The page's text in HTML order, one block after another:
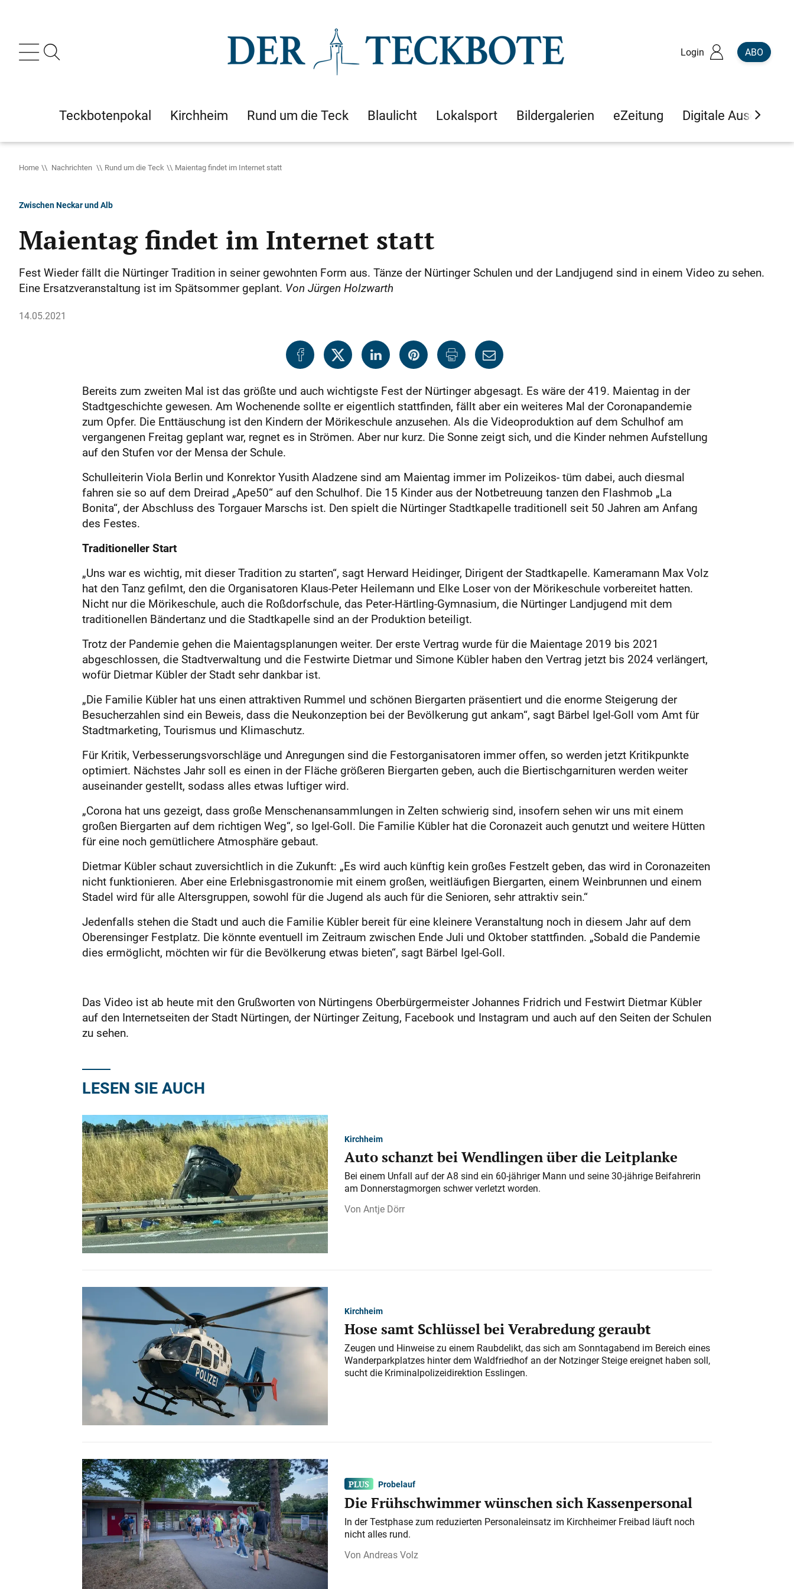
Login ABO
Teckbotenpokal Kirchheim Rund um die Teck Blaulicht Lokalsport Bildergalerien eZeitung Digitale Ausgaben
Home Nachrichten Rund um die Teck Maientag findet im Internet statt
Zwischen Neckar und Alb
Maientag findet im Internet statt
Fest Wieder fällt die Nürtinger Tradition in seiner gewohnten Form aus. Tänze der Nürtinger Schulen und der Landjugend sind in einem Video zu sehen.
Eine Ersatzveranstaltung ist im Spätsommer geplant. Von Jürgen Holzwarth
14.05.2021
Bereits zum zweiten Mal ist das größte und auch wichtigste Fest der Nürtinger abgesagt. Es wäre der 419. Maientag in der
Stadtgeschichte gewesen. Am Wochenende sollte er eigentlich stattfinden, fällt aber ein weiteres Mal der Coronapandemie
zum Opfer. Die Enttäuschung ist den Kindern der Mörikeschule anzusehen. Als die Videoproduktion auf dem Schulhof am
vergangenen Freitag geplant war, regnet es in Strömen. Aber nur kurz. Die Sonne zeigt sich, und die Kinder nehmen Aufstellung
auf den Stufen vor der Mensa der Schule.
Schulleiterin Viola Berlin und Konrektor Yusith Aladzene sind am Maientag immer im Polizeikos- tüm dabei, auch diesmal
fahren sie so auf dem Dreirad „Ape50“ auf den Schulhof. Die 15 Kinder aus der Notbetreuung tanzen den Flashmob „La
Bonita“, der Abschluss des Torgauer Marschs ist. Den spielt die Nürtinger Stadtkapelle traditionell seit 50 Jahren am Anfang
des Festes.
Traditioneller Start
„Uns war es wichtig, mit dieser Tradition zu starten“, sagt Herward Heidinger, Dirigent der Stadtkapelle. Kameramann Max Volz
hat den Tanz gefilmt, den die Organisatoren Klaus-Peter Heilemann und Elke Loser von der Mörikeschule vorbereitet hatten.
Nicht nur die Mörikeschule, auch die Roßdorfschule, das Peter-Härtling-Gymnasium, die Nürtinger Landjugend mit dem
traditionellen Bändertanz und die Stadtkapelle sind an der Produktion beteiligt.
Trotz der Pandemie gehen die Maientagsplanungen weiter. Der erste Vertrag wurde für die Maientage 2019 bis 2021
abgeschlossen, die Stadtverwaltung und die Festwirte Dietmar und Simone Kübler haben den Vertrag jetzt bis 2024 verlängert,
wofür Dietmar Kübler der Stadt sehr dankbar ist.
„Die Familie Kübler hat uns einen attraktiven Rummel und schönen Biergarten präsentiert und die enorme Steigerung der
Besucherzahlen sind ein Beweis, dass die Neukonzeption bei der Bevölkerung gut ankam“, sagt Bärbel Igel-Goll vom Amt für
Stadtmarketing, Tourismus und Klimaschutz.
Für Kritik, Verbesserungsvorschläge und Anregungen sind die Festorganisatoren immer offen, so werden jetzt Kritikpunkte
optimiert. Nächstes Jahr soll es einen in der Fläche größeren Biergarten geben, auch die Biertischgarnituren werden weiter
auseinander gestellt, sodass alles etwas luftiger wird.
„Corona hat uns gezeigt, dass große Menschenansammlungen in Zelten schwierig sind, insofern sehen wir uns mit einem
großen Biergarten auf dem richtigen Weg“, so Igel-Goll. Die Familie Kübler hat die Coronazeit auch genutzt und weitere Hütten
für eine noch gemütlichere Atmosphäre gebaut.
Dietmar Kübler schaut zuversichtlich in die Zukunft: „Es wird auch künftig kein großes Festzelt geben, das wird in Coronazeiten
nicht funktionieren. Aber eine Erlebnisgastronomie mit einem großen, weitläufigen Biergarten, einem Weinbrunnen und einem
Stadel wird für alle Altersgruppen, sowohl für die Jugend als auch für die Senioren, sehr attraktiv sein.“
Jedenfalls stehen die Stadt und auch die Familie Kübler bereit für eine kleinere Veranstaltung noch in diesem Jahr auf dem
Oberensinger Festplatz. Die könnte eventuell im Zeitraum zwischen Ende Juli und Oktober stattfinden. „Sobald die Pandemie
dies ermöglicht, möchten wir für die Bevölkerung etwas bieten“, sagt Bärbel Igel-Goll.
Das Video ist ab heute mit den Grußworten von Nürtingens Oberbürgermeister Johannes Fridrich und Festwirt Dietmar Kübler
auf den Internetseiten der Stadt Nürtingen, der Nürtinger Zeitung, Facebook und Instagram und auch auf den Seiten der Schulen
zu sehen.
LESEN SIE AUCH
Kirchheim
Auto schanzt bei Wendlingen über die Leitplanke
Bei einem Unfall auf der A 8 sind ein 60-jähriger Mann und seine 30-jährige Beifahrerin
am Donnerstagmorgen schwer verletzt worden.
Antje Dörr
Kirchheim
Hose samt Schlüssel bei Verabredung geraubt
Zeugen und Hinweise zu einem Raubdelikt, das sich am Sonntagabend im Bereich eines
Wanderparkplatzes hinter dem Waldfriedhof an der Notzinger Steige ereignet haben soll,
sucht die Kriminalpolizeidirektion Esslingen.
Probelauf
Die Frühschwimmer wünschen sich Kassenpersonal
In der Testphase zum reduzierten Personaleinsatz im Kirchheimer Freibad läuft noch
nicht alles rund.
Andreas Volz